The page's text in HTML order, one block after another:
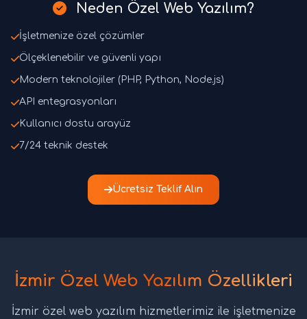
Neden Özel Web Yazılım?
İşletmenize özel çözümler
Ölçeklenebilir ve güvenli yapı
Modern teknolojiler (PHP, Python, Node.js)
API entegrasyonları
Kullanıcı dostu arayüz
7/24 teknik destek
Ücretsiz Teklif Alın
İzmir Özel Web Yazılım Özellikleri
İzmir özel web yazılım hizmetlerimiz ile işletmenize